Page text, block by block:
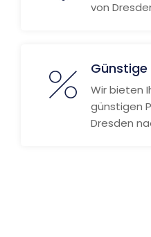
von
Günstige
Wir bieten
günstigen
Dresden